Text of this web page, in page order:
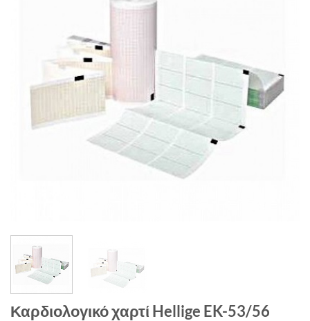
Καρδιολογικό χαρτί Hellige EK-53/56